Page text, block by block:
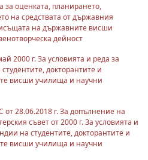
за оценката, планирането,
на средствата от държавния
на държавните висши
дейност
2000 г. За условията и реда за
докторантите и
висши училища и научни
28.06.2018 г. За допълнение на
съвет от 2000 г. За условията и
на студентите, докторантите и
висши училища и научни